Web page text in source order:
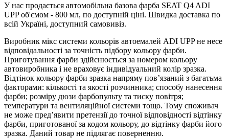
У нас продається автомобільна базова фарба SEAT Q4 ADI
UPP об'ємом - 800 мл, по доступній ціні. Швидка доставка по
всій Україні, доступний самовивіз.
Виробник мікс системи кольорів автоемалей ADI UPP не несе
відповідальності за точність підбору кольору фарби.
Приготування фарби здійснюється за номером кольору
автовиробника і не враховує індивідуальний колір зразка.
Відтінок кольору фарби зразка напряму пов’язаний з багатьма
факторами: кількості та якості розчинника; способу нанесення
фарби; розміру дюзи фарбопульту та тиску повітря;
температури та вентиляційної системи тощо. Тому споживач
не може пред’явити претензії до точної відповідності відтінку
фарби, приготованої за кодом кольору, до відтінку фарби його
зразка. Даний товар не підлягає поверненню.